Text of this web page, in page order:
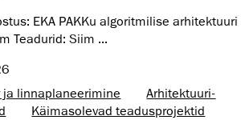
EKA PAKKu algoritmilise arhitektuuri
Teadurid: Siim ...
ja linnaplaneerimine
Arhitektuuri­
Käimasolevad teadusprojektid